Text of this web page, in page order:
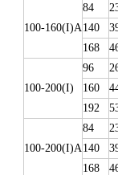
100-160(I)A
84
140
168
100-200(I)
96
160
192
100-200(I)A
84
140
168